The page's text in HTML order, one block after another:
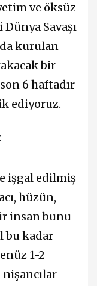
ve öksüz
Savaşı
kurulan
bir
6 haftadır
ediyoruz.
işgal edilmiş
hüzün,
insan bunu
bu kadar
1-2